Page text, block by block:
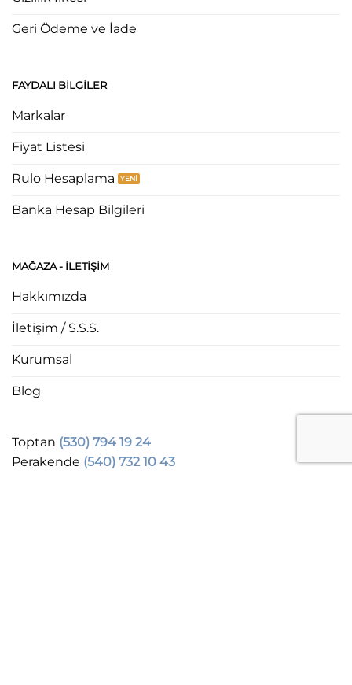
Geri Ödeme ve İade
FAYDALI BILGILER
Markalar
Fiyat Listesi
Rulo Hesaplama
Banka Hesap Bilgileri
MAĞAZA - ILETIŞIM
Hakkımızda
İletişim / S.S.S.
Kurumsal
Blog
Toptan (530) 794 19 24
Perakende (540) 732 10 43